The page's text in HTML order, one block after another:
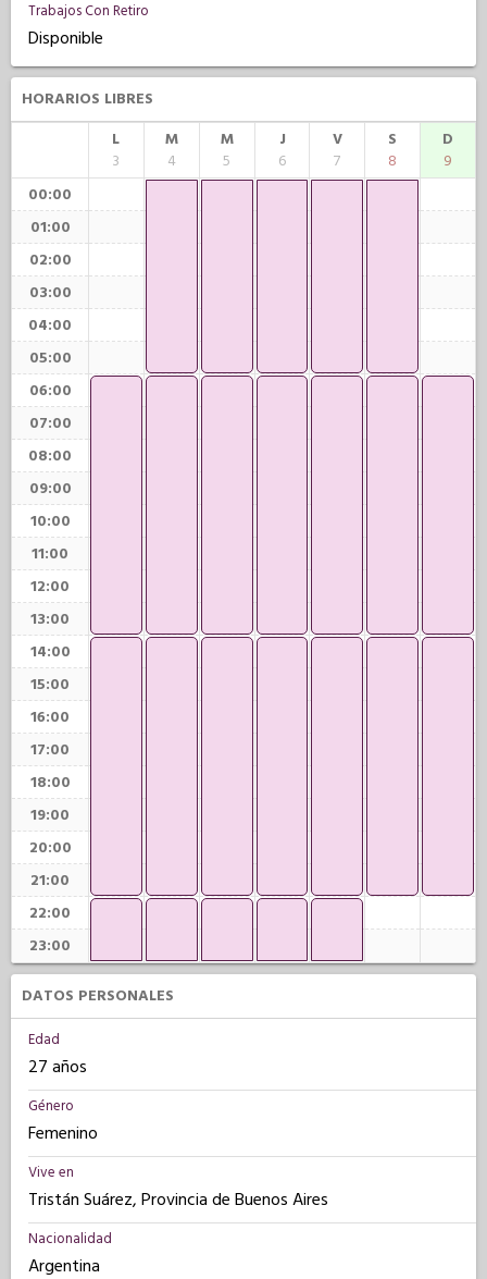
Trabajos Con Retiro
Disponible
HORARIOS LIBRES
L
3
M
4
M
5
J
6
V
7
S
8
D
9
00:00
01:00
02:00
03:00
04:00
05:00
06:00
07:00
08:00
09:00
10:00
11:00
12:00
13:00
14:00
15:00
16:00
17:00
18:00
19:00
20:00
21:00
22:00
23:00
DATOS PERSONALES
Edad
27 años
Género
Femenino
Vive en
Tristán Suárez, Provincia de Buenos Aires
Nacionalidad
Argentina